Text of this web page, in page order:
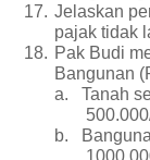
17. Jelaskan
pajak tidak
18. Pak Budi
Bangunan
a.
Tanah
b.